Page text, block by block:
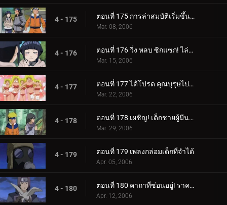
4 - 175 ตอนที่ 175 การล่าสมบัติเริ่มขึ้นแล้ว!
Mar. 08, 2006
4 - 176 ตอนที่ 176 วิ่ง หลบ ซิกแซก! ไล่ล่าหรือถูกไล่ล่า!
Mar. 15, 2006
4 - 177 ตอนที่ 177 ได้โปรด คุณบุรุษไปรษณีย์!!
Mar. 22, 2006
4 - 178 ตอนที่ 178 เผชิญ! เด็กชายผู้มีนามแห่งดวงดาว
Mar. 29, 2006
4 - 179 ตอนที่ 179 เพลงกล่อมเด็กที่จำได้
Apr. 05, 2006
4 - 180 ตอนที่ 180 คาถาที่ซ่อนอยู่! ราคาของศิลปะนินจา: คูจาคุ
Apr. 12, 2006